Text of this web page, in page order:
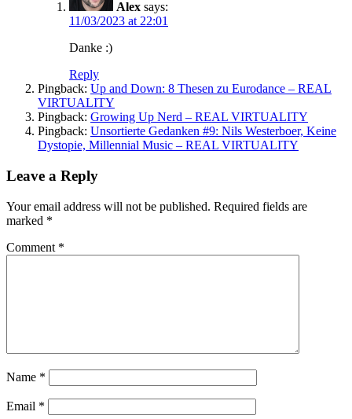
Alex says:
11/03/2023 at 22:01
Danke :)
Reply
Pingback: Up and Down: 8 Thesen zu Eurodance – REAL
VIRTUALITY
Pingback: Growing Up Nerd – REAL VIRTUALITY
Pingback: Unsortierte Gedanken #9: Nils Westerboer, Keine
Dystopie, Millennial Music – REAL VIRTUALITY
Leave a Reply
Your email address will not be published. Required fields are
marked *
Comment *
Name *
Email *